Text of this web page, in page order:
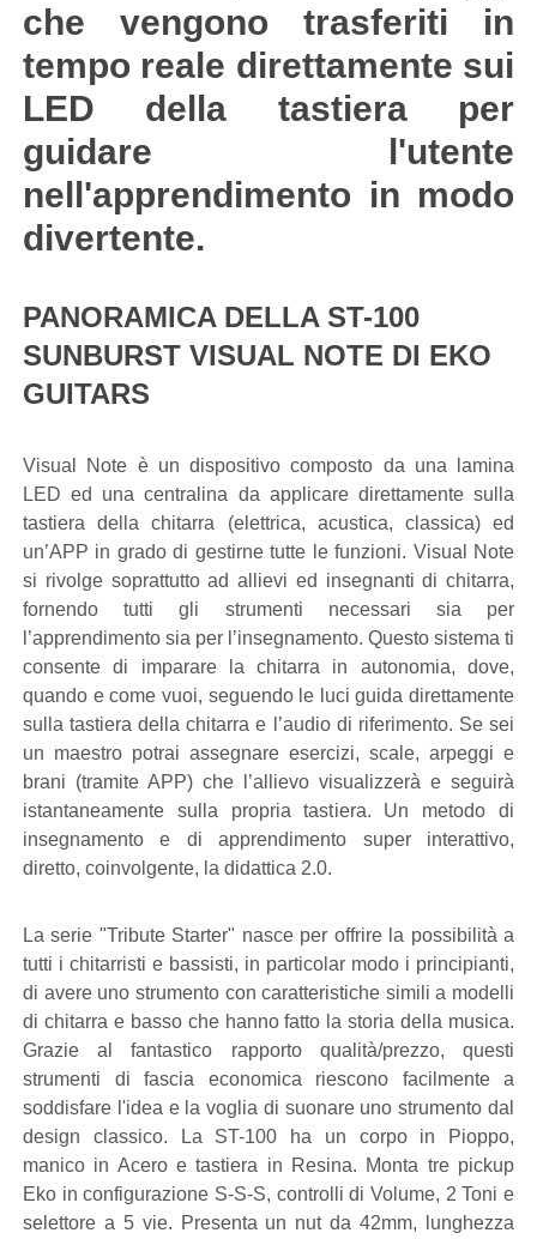
che vengono trasferiti in
tempo reale direttamente sui
LED della tastiera per
guidare l'utente
nell'apprendimento in modo
divertente.
PANORAMICA DELLA ST-100
SUNBURST VISUAL NOTE DI EKO
GUITARS
Visual Note è un dispositivo composto da una lamina
LED ed una centralina da applicare direttamente sulla
tastiera della chitarra (elettrica, acustica, classica) ed
un’APP in grado di gestirne tutte le funzioni. Visual Note
si rivolge soprattutto ad allievi ed insegnanti di chitarra,
fornendo tutti gli strumenti necessari sia per
l’apprendimento sia per l’insegnamento. Questo sistema ti
consente di imparare la chitarra in autonomia, dove,
quando e come vuoi, seguendo le luci guida direttamente
sulla tastiera della chitarra e l’audio di riferimento. Se sei
un maestro potrai assegnare esercizi, scale, arpeggi e
brani (tramite APP) che l’allievo visualizzerà e seguirà
istantaneamente sulla propria tastiera. Un metodo di
insegnamento e di apprendimento super interattivo,
diretto, coinvolgente, la didattica 2.0.
La serie "Tribute Starter" nasce per offrire la possibilità a
tutti i chitarristi e bassisti, in particolar modo i principianti,
di avere uno strumento con caratteristiche simili a modelli
di chitarra e basso che hanno fatto la storia della musica.
Grazie al fantastico rapporto qualità/prezzo, questi
strumenti di fascia economica riescono facilmente a
soddisfare l'idea e la voglia di suonare uno strumento dal
design classico. La ST-100 ha un corpo in Pioppo,
manico in Acero e tastiera in Resina. Monta tre pickup
Eko in configurazione S-S-S, controlli di Volume, 2 Toni e
selettore a 5 vie. Presenta un nut da 42mm, lunghezza